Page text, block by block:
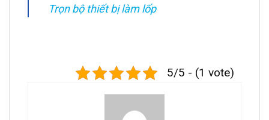
Trọn bộ thiết bị làm lốp
5/5 - (1 vote)